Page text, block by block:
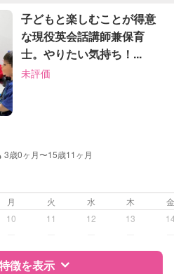
レッスン
ポーツレッスン
他
不可
体届出済ベビーシッター
士
国語対応
応可否は個別に相談
子どもと楽しむことが得意
な現役英会話講師兼保育
士。やりたい気持ち！...
未評価
3歳0ヶ月〜15歳11ヶ月
月 火 水 木
10 11 12 13
徴を表示